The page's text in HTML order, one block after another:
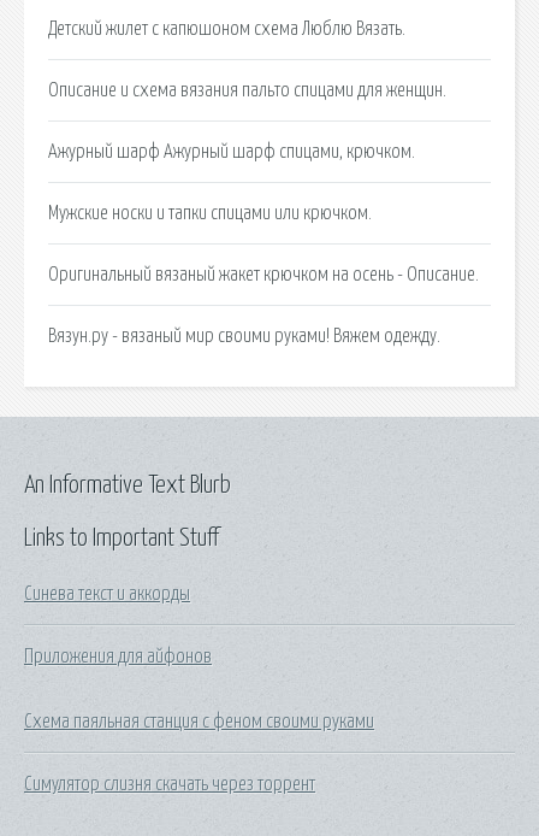
Детский жилет с капюшоном схема Люблю Вязать.
Описание и схема вязания пальто спицами для женщин.
Ажурный шарф Ажурный шарф спицами, крючком.
Мужские носки и тапки спицами или крючком.
Оригинальный вязаный жакет крючком на осень - Описание.
Вязун.ру - вязаный мир своими руками! Вяжем одежду.
Links to Important Stuff
Синева текст и аккорды
Приложения для айфонов
Схема паяльная станция с феном своими руками
Симулятор слизня скачать через торрент
An Informative Text Blurb